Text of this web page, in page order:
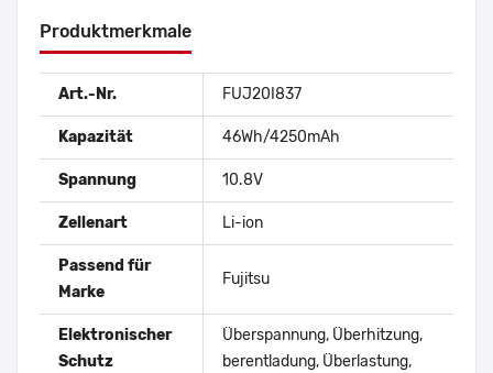
Produktmerkmale
Art.-Nr. FUJ20I837
Kapazität 46Wh/4250mAh
Spannung 10.8V
Zellenart Li-ion
Passend für
Marke
Fujitsu
Elektronischer
Schutz
Überspannung, Überhitzung,
berentladung, Überlastung,